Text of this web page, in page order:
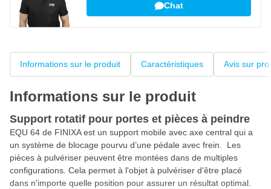
Chat
Informations sur le produit Caractéristiques Avis sur
Informations sur le produit
Support rotatif pour portes et pièces à peindre
EQU 64 de FINIXA est un support mobile avec axe central qui a
un système de blocage pourvu d’une pédale avec frein. Les
pièces à pulvériser peuvent être montées dans de multiples
configurations. Cela permet à l'objet à pulvériser d'être placé
dans n'importe quelle position pour assurer un résultat optimal.